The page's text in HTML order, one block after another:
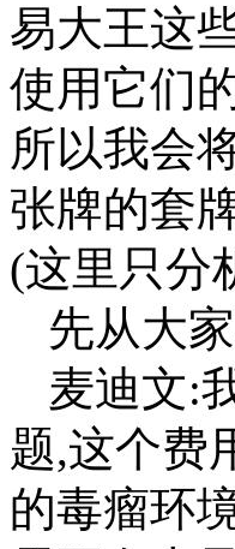
易大王这
使用它们
所以我会
张牌的套
(这里只分
先从大
麦迪文:
题,这个费
的毒瘤环